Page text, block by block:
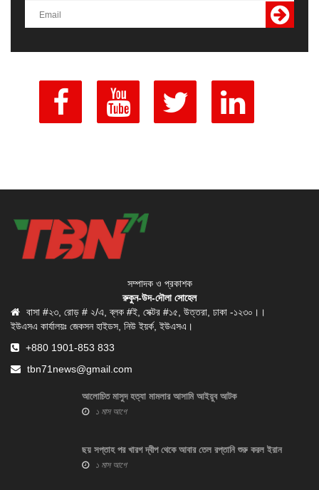
সম্পাদক ও প্রকাশক
রুকুন-উদ-দৌলা সোহেল
বাসা #২৩, রোড় # ২/এ, ব্লক #ই, সেক্টর #১৫, উত্তরা, ঢাকা -১২৩০।।
ইউএসএ কার্যালয়ঃ জেকসন হাইডস, নিউ ইয়র্ক, ইউএসএ।
+880 1901-853 833
tbn71news@gmail.com
আলোচিত মাসুদ হত্যা মামলার আসামি আইয়ুব আটক
১ মাস আগে
ছয় সপ্তাহ পর খারগ দ্বীপ থেকে আবার তেল রপ্তানি শুরু করল ইরান
১ মাস আগে